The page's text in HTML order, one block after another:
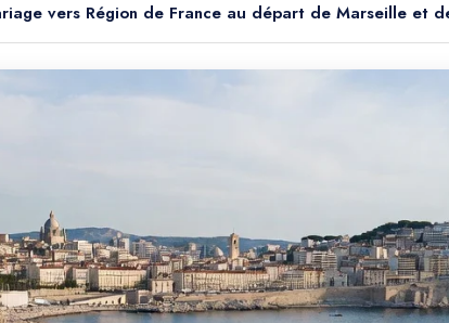
vers Région de France au départ de Marseille et